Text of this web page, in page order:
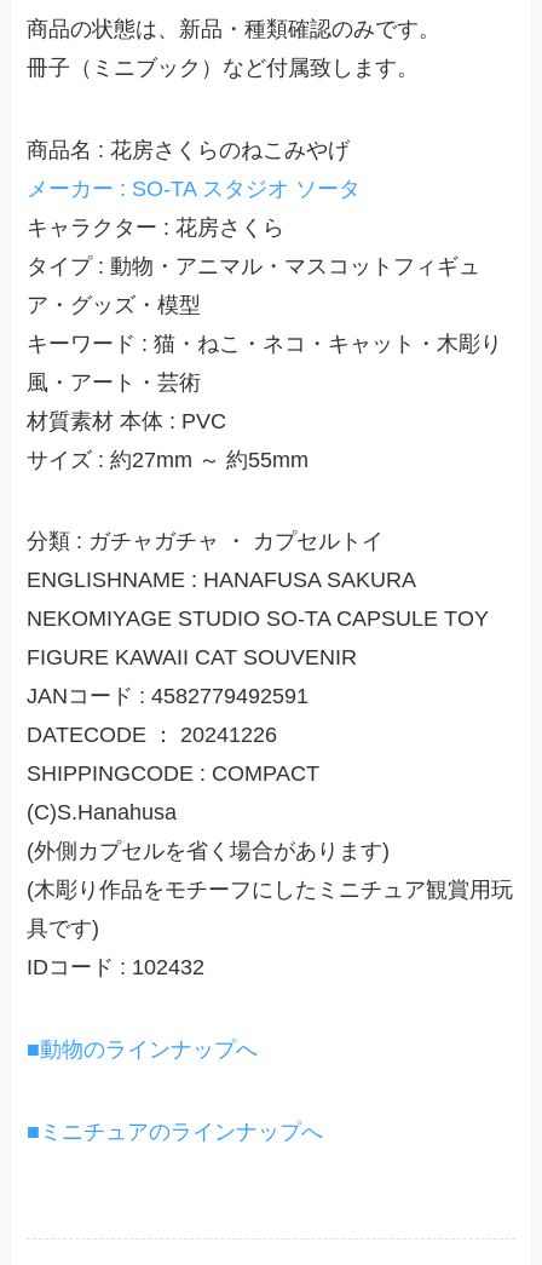
商品の状態は、新品・種類確認のみです。
冊子（ミニブック）など付属致します。
商品名 : 花房さくらのねこみやげ
メーカー : SO-TA スタジオ ソータ
キャラクター : 花房さくら
タイプ : 動物・アニマル・マスコットフィギュ
ア・グッズ・模型
キーワード : 猫・ねこ・ネコ・キャット・木彫り
風・アート・芸術
材質素材 本体 : PVC
サイズ : 約27mm ～ 約55mm
分類 : ガチャガチャ ・ カプセルトイ
ENGLISHNAME : HANAFUSA SAKURA
NEKOMIYAGE STUDIO SO-TA CAPSULE TOY
FIGURE KAWAII CAT SOUVENIR
JANコード : 4582779492591
DATECODE ： 20241226
SHIPPINGCODE : COMPACT
(C)S.Hanahusa
(外側カプセルを省く場合があります)
(木彫り作品をモチーフにしたミニチュア観賞用玩
具です)
IDコード : 102432
■動物のラインナップへ
■ミニチュアのラインナップへ